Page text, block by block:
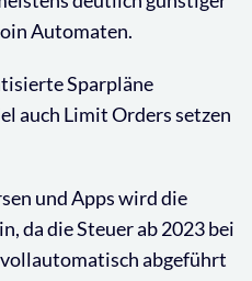
Automaten.
Sparpläne
auch Limit Orders setzen
und Apps wird die
da die Steuer ab 2023 bei
abgeführt